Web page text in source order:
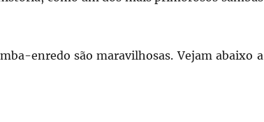
enredo são maravilhosas. Vejam abaixo a